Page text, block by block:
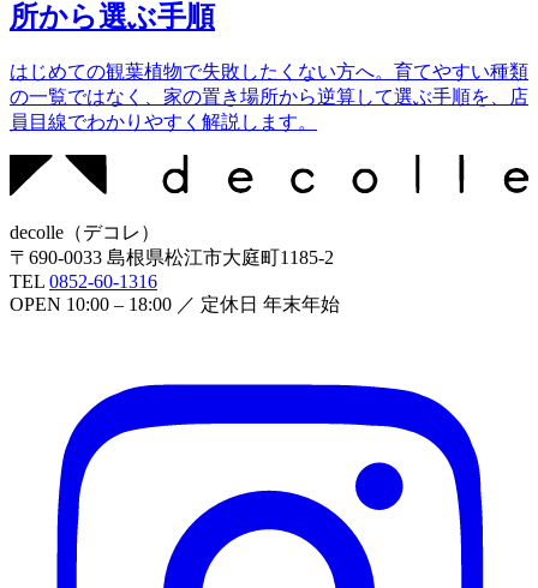
所から選ぶ手順
はじめての観葉植物で失敗したくない方へ。育てやすい種類
の一覧ではなく、家の置き場所から逆算して選ぶ手順を、店
員目線でわかりやすく解説します。
decolle （デコレ ）
〒 690-0033 島根県松江市大庭町1185-2
TEL 0852-60-1316
OPEN 10:00 – 18:00 ／ 定休日 年末年始